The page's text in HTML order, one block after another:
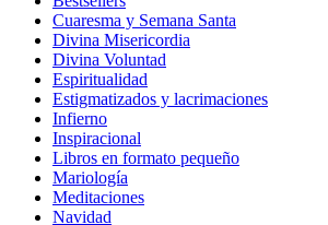
Cuaresma y Semana Santa
Divina Misericordia
Divina Voluntad
Espiritualidad
Estigmatizados y lacrimaciones
Infierno
Inspiracional
Libros en formato pequeño
Mariología
Meditaciones
Navidad